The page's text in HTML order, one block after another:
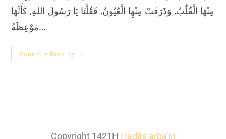
مِنْهَا الْقُلُبُ, وَذَرَفَتْ مِنْهِا الْعُيُونُ, فَقُلْنَا يَا رَسُولَ اللهِ, كَأَنَّهَا
مَوْعِظَةُ…
Continue Reading
Copyright 1421H Hadits arba’in